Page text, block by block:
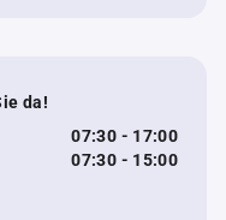
da!
07:30 - 17:00
07:30 - 15:00